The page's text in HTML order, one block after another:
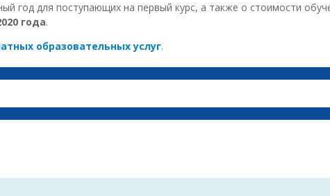
год для поступающих на первый курс, а также о стоимости
года.
образовательных услуг.